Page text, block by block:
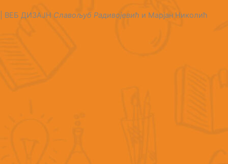
| ВЕБ ДИЗАЈН Славољуб Радивојевић и Марјан Николић